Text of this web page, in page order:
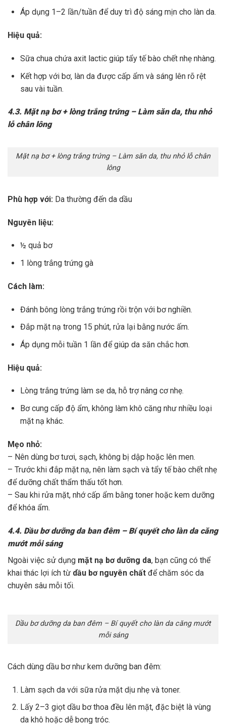
Áp dụng 1–2 lần/tuần để duy trì độ sáng mịn cho làn da.
Hiệu quả:
Sữa chua chứa axit lactic giúp tẩy tế bào chết nhẹ nhàng.
Kết hợp với bơ, làn da được cấp ẩm và sáng lên rõ rệt
sau vài tuần.
4.3. Mặt nạ bơ + lòng trắng trứng – Làm săn da, thu nhỏ
lỗ chân lông
Mặt nạ bơ + lòng trắng trứng – Làm săn da, thu nhỏ lỗ chân
lông
Phù hợp với: Da thường đến da dầu
Nguyên liệu:
½ quả bơ
1 lòng trắng trứng gà
Cách làm:
Đánh bông lòng trắng trứng rồi trộn với bơ nghiền.
Đắp mặt nạ trong 15 phút, rửa lại bằng nước ấm.
Áp dụng mỗi tuần 1 lần để giúp da săn chắc hơn.
Hiệu quả:
Lòng trắng trứng làm se da, hỗ trợ nâng cơ nhẹ.
Bơ cung cấp độ ẩm, không làm khô căng như nhiều loại
mặt nạ khác.
Mẹo nhỏ:
– Nên dùng bơ tươi, sạch, không bị dập hoặc lên men.
– Trước khi đắp mặt nạ, nên làm sạch và tẩy tế bào chết nhẹ
để dưỡng chất thẩm thấu tốt hơn.
– Sau khi rửa mặt, nhớ cấp ẩm bằng toner hoặc kem dưỡng
để khóa ẩm.
4.4. Dầu bơ dưỡng da ban đêm – Bí quyết cho làn da căng
mướt mỗi sáng
Ngoài việc sử dụng mặt nạ bơ dưỡng da, bạn cũng có thể
khai thác lợi ích từ dầu bơ nguyên chất để chăm sóc da
chuyên sâu mỗi tối.
Dầu bơ dưỡng da ban đêm – Bí quyết cho làn da căng mướt
mỗi sáng
Cách dùng dầu bơ như kem dưỡng ban đêm:
Làm sạch da với sữa rửa mặt dịu nhẹ và toner.
Lấy 2–3 giọt dầu bơ thoa đều lên mặt, đặc biệt là vùng
da khô hoặc dễ bong tróc.